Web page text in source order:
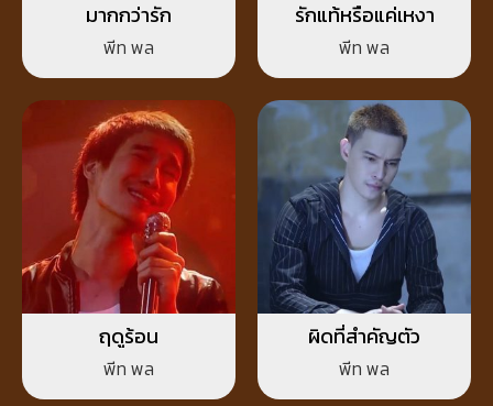
มากกว่ารัก
พีท พล
รักแท้หรือแค่เหงา
พีท พล
ฤดูร้อน
พีท พล
ผิดที่สำคัญตัว
พีท พล